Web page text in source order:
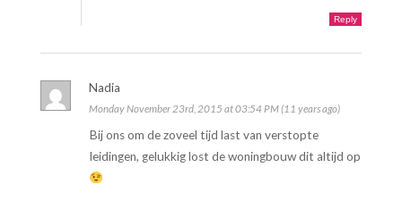
Reply
Nadia
Monday November 23rd, 2015 at 03:54 PM (11 years ago)
Bij ons om de zoveel tijd last van verstopte
leidingen, gelukkig lost de woningbouw dit altijd op